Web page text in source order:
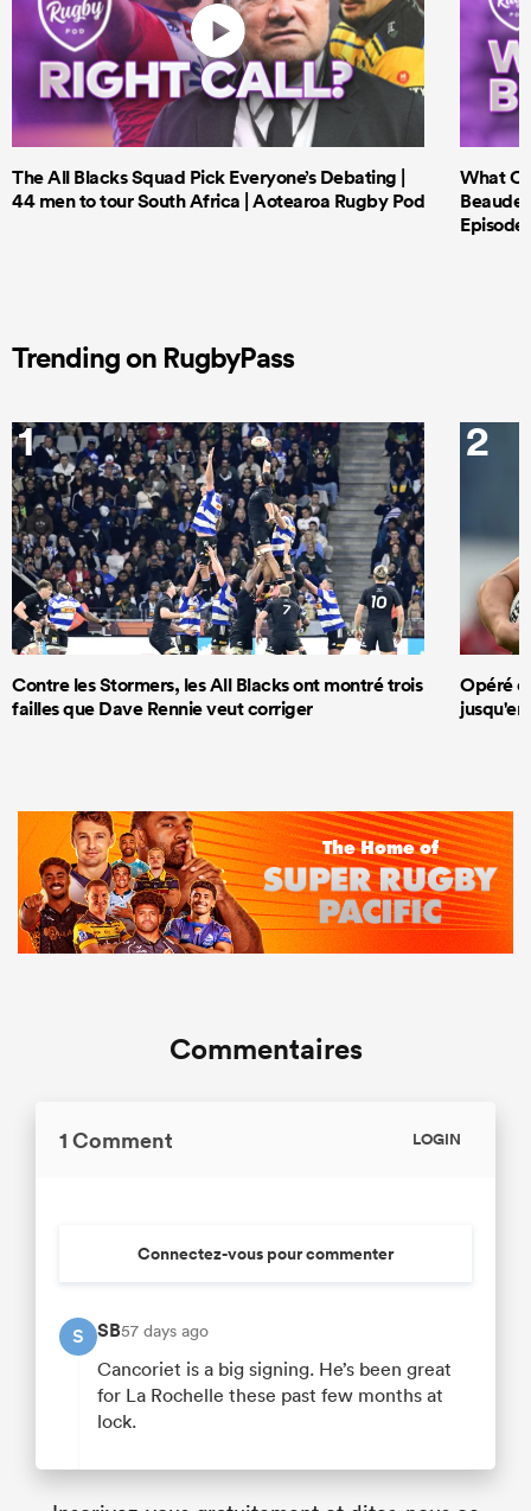
The All Blacks Squad Pick Everyone’s Debating |
44 men to tour South Africa | Aotearoa Rugby Pod
What
Episode
Trending on RugbyPass
1
Contre les Stormers, les All Blacks ont montré trois
failles que Dave Rennie veut corriger
2
Opéré
Commentaires
1 Comment LOGIN
Connectez-vous pour commenter
S SB57 days ago
Cancoriet is a big signing. He’s been great
for La Rochelle these past few months at
lock.